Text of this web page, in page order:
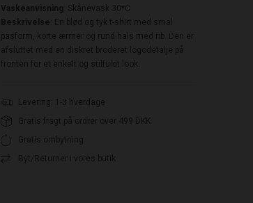
Vaskeanvisning : Skånevask 30*C
Beskrivelse : En blød og tyk t-shirt med smal
pasform, korte ærmer og rund hals med rib. Den er
afsluttet med en diskret broderet logodetalje på
fronten for et enkelt og stilfuldt look.
Levering: 1-3 hverdage
Gratis fragt på ordrer over 499 DKK
Gratis ombytning
Byt/Returner i vores butik